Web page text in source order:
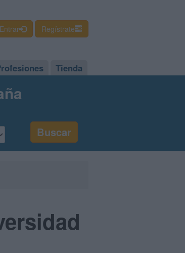
Entrar Regístrate
Tienda